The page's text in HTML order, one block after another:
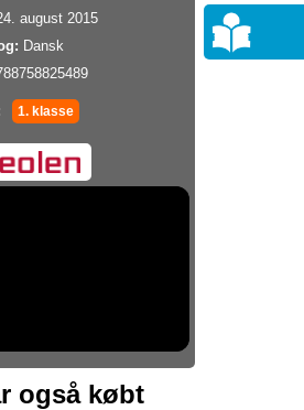
august 2015
Dansk
1. klasse
også købt